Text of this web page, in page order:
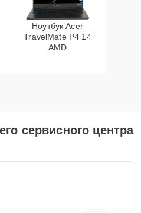
Ноутбук Acer
TravelMate P4 14
AMD
сервисного центра